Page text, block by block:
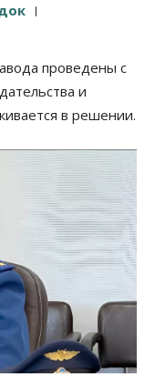
проведены с
и
в решении.